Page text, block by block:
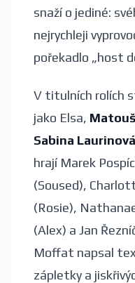
snaží o jediné:
nejrychleji
pořekadlo „host
V titulních rolích
jako Elsa,
Sabina Laurinová
hrají Marek
(Soused),
(Rosie),
(Alex) a Jan
Moffat napsal
zápletky a